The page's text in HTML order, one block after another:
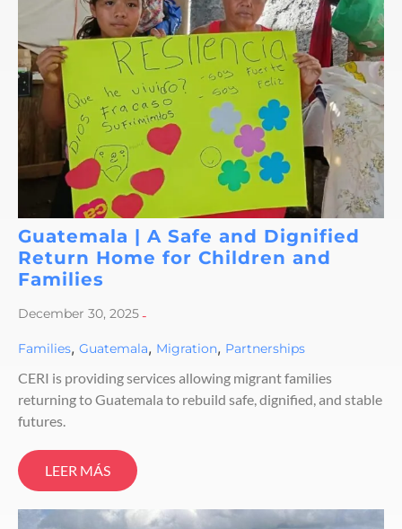
Guatemala | A Safe and Dignified
Return Home for Children and
Families
December 30, 2025-
Families, Guatemala, Migration, Partnerships
CERI is providing services allowing migrant families
returning to Guatemala to rebuild safe, dignified, and stable
futures.
LEER MÁS